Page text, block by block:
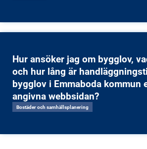
Hur ansöker jag om bygglov,
och hur lång är
bygglov i Emmaboda kommun
angivna webbsidan?
Bostäder och samhällsplanering